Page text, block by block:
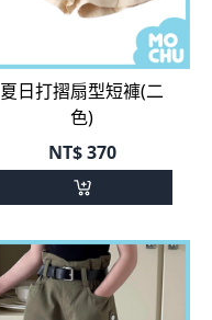
夏日打摺扇型短褲(二
色)
NT$370